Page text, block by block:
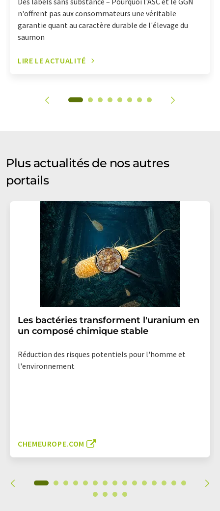
n'offrent pas aux consommateurs une véritable
garantie quant au caractère durable de l'élevage du
saumon
LIRE LE ACTUALITÉ
Plus actualités de nos autres
portails
Les bactéries transforment l'uranium en
un composé chimique stable
Réduction des risques potentiels pour l'homme et
l'environnement
CHEMEUROPE.COM